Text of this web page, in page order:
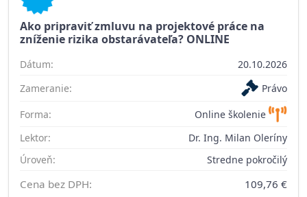
Ako pripraviť zmluvu na projektové práce na
zníženie rizika obstarávateľa? ONLINE
Dátum:
20.10.2026
Zameranie:
Právo
Forma:
Online školenie
Lektor:
Dr. Ing. Milan Oleríny
Úroveň:
Stredne pokročilý
Cena bez DPH: 109,76 €